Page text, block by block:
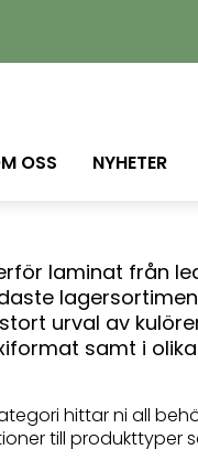
OSS NYHETER
laminat från
urval av
samt i
hittar ni all
till produkttyper